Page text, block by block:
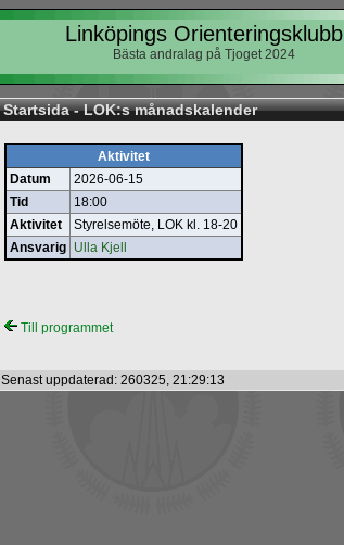
Linköpings Orienteringsklubb
Bästa andralag på Tjoget 2024
Startsida - LOK:s månadskalender
Aktivitet
Datum
2026-06-15
Tid
18:00
Aktivitet
Styrelsemöte, LOK kl. 18-20
Ansvarig Ulla Kjell
Till programmet
Senast uppdaterad: 260325, 21:29:13